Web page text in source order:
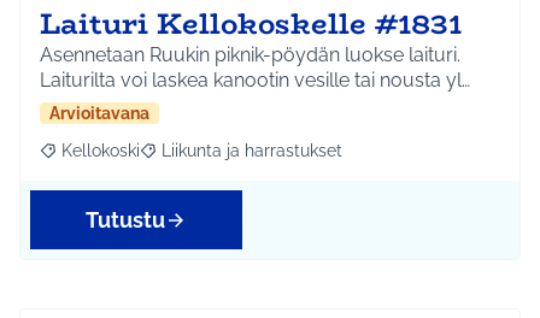
Laituri Kellokoskelle #1831
Asennetaan Ruukin piknik-pöydän luokse laituri.
Laiturilta voi laskea kanootin vesille tai nousta yl…
Arvioitavana
Rajaa tulokset aihepiirin mukaan: Kellokoski
Kellokoski Rajaa tulokset teeman mukaan: Liikunta ja
Liikunta ja harrastukset
Tutustu